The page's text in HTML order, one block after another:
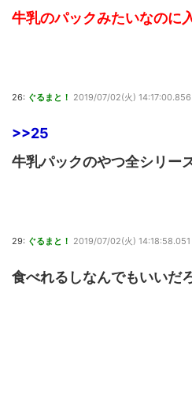
牛乳のパックみたいなのに
26: ぐるまと！ 2019/07/02(火) 14:17:00.856
>>25
牛乳パックのやつ全シリー
29: ぐるまと！ 2019/07/02(火) 14:18:58.051
食べれるしなんでもいいだ